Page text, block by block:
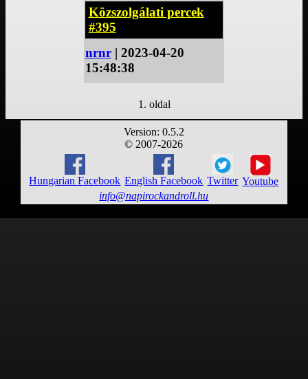
Közszolgálati percek
#395
nrnr| 2023-04-20
15:48:38
1. oldal
Version: 0.5.2
© 2007-2026
Hungarian Facebook English Facebook Twitter Youtube
info@napirockandroll.hu